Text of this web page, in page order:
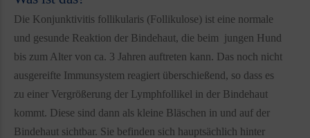
Die Konjunktivitis follikularis (Follikulose) ist eine normale
und gesunde Reaktion der Bindehaut, die beim jungen Hund
bis zum Alter von ca. 3 Jahren auftreten kann. Das noch nicht
ausgereifte Immunsystem reagiert überschießend, so dass es
zu einer Vergrößerung der Lymphfollikel in der Bindehaut
kommt. Diese sind dann als kleine Bläschen in und auf der
Bindehaut sichtbar. Sie befinden sich hauptsächlich hinter